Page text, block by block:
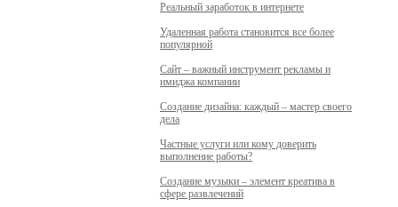
Реальный заработок в интернете
Удаленная работа становится все более
популярной
Сайт – важный инструмент рекламы и
имиджа компании
Создание дизайна: каждый – мастер своего
дела
Частные услуги или кому доверить
выполнение работы?
Создание музыки – элемент креатива в
сфере развлечений